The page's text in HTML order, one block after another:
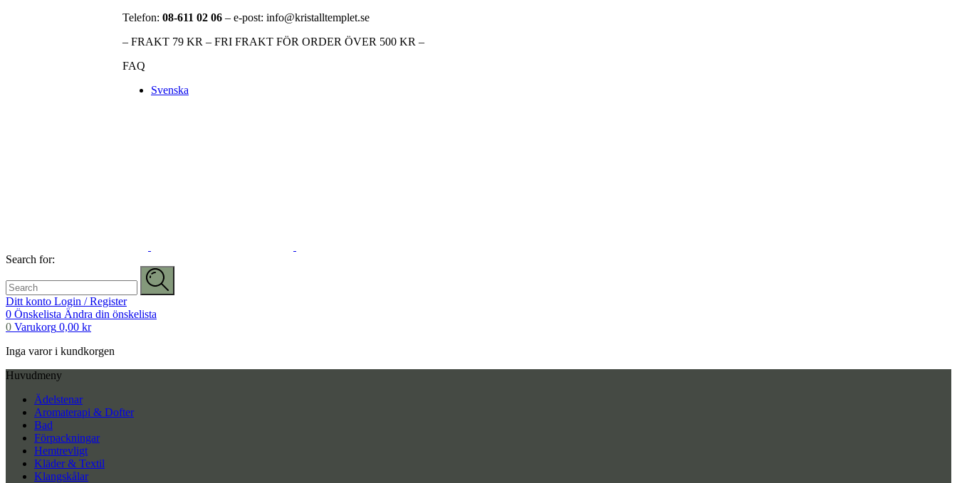
Telefon: 08-611 02 06 – e-post: info@kristalltemplet.se
– FRAKT 79 KR – FRI FRAKT FÖR ORDER ÖVER 500 KR –
FAQ
Svenska
Search for:
Ditt konto Login / Register
0 Önskelista Ändra din önskelista
0 Varukorg 0,00 kr
Inga varor i kundkorgen
Huvudmeny
Ädelstenar
Aromaterapi & Dofter
Bad
Förpackningar
Hemtrevligt
Kläder & Textil
Klangskålar